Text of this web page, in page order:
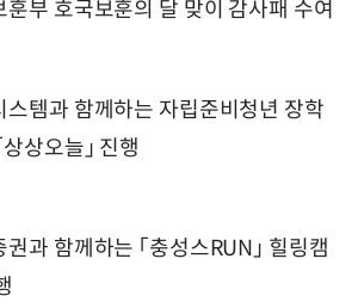
훈부 호국보훈의 달 맞이 감사패 수여
스템과 함께하는 자립준비청년 장학
상상오늘」 진행
과 함께하는 「충성스RUN」 힐링캠